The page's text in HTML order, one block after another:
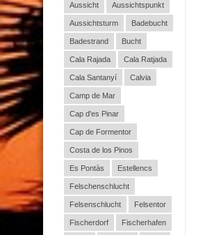
Aussicht Aussichtspunkt
Aussichtsturm Badebucht
Badestrand Bucht
Cala Rajada Cala Ratjada
Cala Santanyí Calvia
Camp de Mar
Cap d'es Pinar
Cap de Formentor
Costa de los Pinos
Es Pontàs Estellencs
Felschenschlucht
Felsenschlucht Felsentor
Fischerdorf Fischerhafen